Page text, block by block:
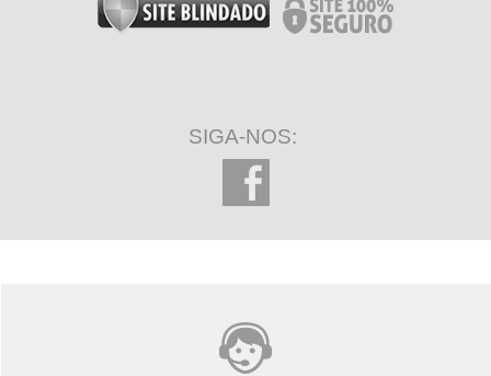
Gestão e Controle de Estoques
Curso Prático
560 minutos restantes
SIGA-NOS: